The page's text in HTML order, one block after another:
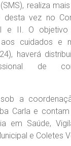
realiza
vez no
I e II. O objetivo
cuidados e
haverá
de
a
Carla e
em Saúde,
e Coletes